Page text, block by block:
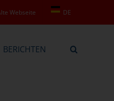
Webseite DE
BERICHTEN
Seine Funktionalität ist